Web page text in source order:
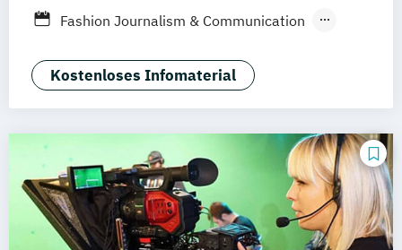
Fashion Journalism & Communication
Industrie & Produkt Design
Interior Design
Kostenloses Infomaterial